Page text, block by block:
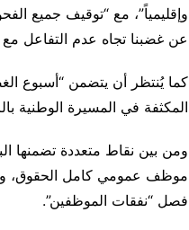
عن غضبنا تجاه عدم التفاعل مع
كما يُنتظر أن يتضمن “أسبوع
المكثفة في المسيرة الوطنية
ومن بين نقاط متعددة تضمنها
موظف عمومي كامل الحقوق،
فصل “نفقات الموظفين”.